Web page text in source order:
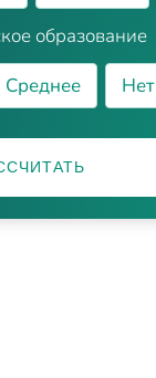
образование
Среднее Нет